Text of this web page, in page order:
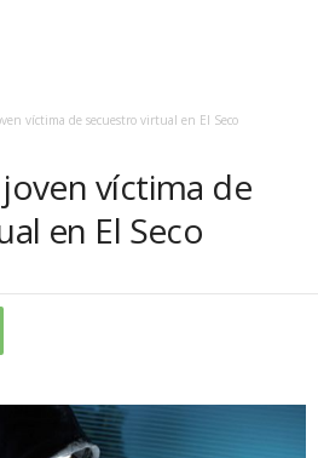
víctima de secuestro virtual en El Seco
joven víctima de
en El Seco